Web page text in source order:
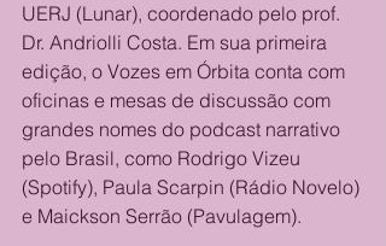
UERJ (Lunar), coordenado pelo prof.
Dr. Andriolli Costa. Em sua primeira
edição, o Vozes em Órbita conta com
oficinas e mesas de discussão com
grandes nomes do podcast narrativo
pelo Brasil, como Rodrigo Vizeu
(Spotify), Paula Scarpin (Rádio Novelo)
e Maickson Serrão (Pavulagem).